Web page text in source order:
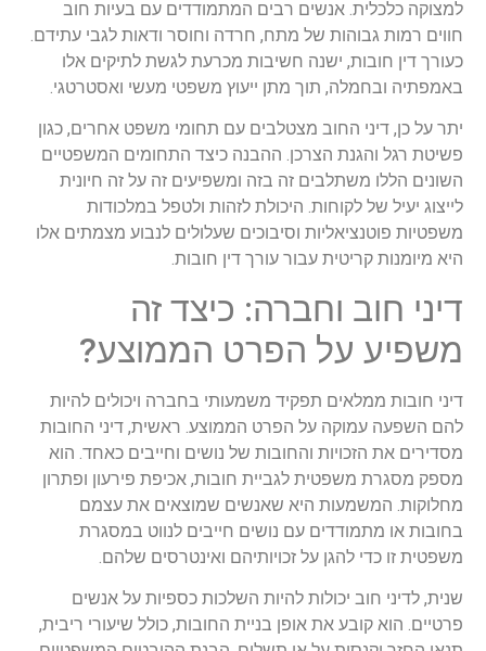
למצוקה כלכלית. אנשים רבים המתמודדים עם בעיות חוב
חווים רמות גבוהות של מתח, חרדה וחוסר ודאות לגבי עתידם.
כעורך דין חובות, ישנה חשיבות מכרעת לגשת לתיקים אלו
באמפתיה ובחמלה, תוך מתן ייעוץ משפטי מעשי ואסטרטגי.
יתר על כן, דיני החוב מצטלבים עם תחומי משפט אחרים, כגון
פשיטת רגל והגנת הצרכן. ההבנה כיצד התחומים המשפטיים
השונים הללו משתלבים זה בזה ומשפיעים זה על זה חיונית
לייצוג יעיל של לקוחות. היכולת לזהות ולטפל במלכודות
משפטיות פוטנציאליות וסיבוכים שעלולים לנבוע מצמתים אלו
היא מיומנות קריטית עבור עורך דין חובות.
דיני חוב וחברה: כיצד זה
משפיע על הפרט הממוצע?
דיני חובות ממלאים תפקיד משמעותי בחברה ויכולים להיות
להם השפעה עמוקה על הפרט הממוצע. ראשית, דיני החובות
מסדירים את הזכויות והחובות של נושים וחייבים כאחד. הוא
מספק מסגרת משפטית לגביית חובות, אכיפת פירעון ופתרון
מחלוקות. המשמעות היא שאנשים שמוצאים את עצמם
בחובות או מתמודדים עם נושים חייבים לנווט במסגרת
משפטית זו כדי להגן על זכויותיהם ואינטרסים שלהם.
שנית, לדיני חוב יכולות להיות השלכות כספיות על אנשים
פרטיים. הוא קובע את אופן בניית החובות, כולל שיעורי ריבית,